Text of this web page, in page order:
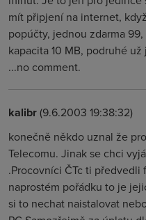
mít připjení na internet,
popúčty, jednou zdarma
kapacita 10 MB, podruhé
...no comment.
kalibr(9.6.2003 19:38:32)
konečně někdo uznal že
Telecomu. Jinak se chci
.Procovníci ČTc ti
naprostém pořádku to je
si to nechat naistalovat